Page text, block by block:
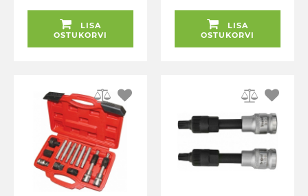
LISA
OSTUKORVI
LISA
OSTUKORVI